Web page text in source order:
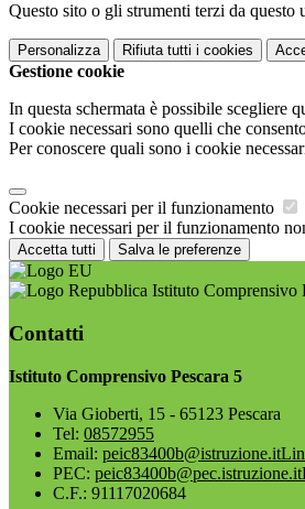
Questo sito o gli strumenti terzi da
Personalizza Rifiuta tutti i cookies
Gestione cookie
In questa schermata è possibile scegliere
I cookie necessari sono quelli che
Per conoscere quali sono i cookie
Cookie necessari per il funzionamento
I cookie necessari per il funzionamento
Accetta tutti Salva le preferenze
Istituto Comprensivo
Contatti
Istituto Comprensivo Pescara 5
Via Gioberti, 15 - 65123 Pescara
Tel: 08572955
Email: peic83400b@istruzione.it
PEC: peic83400b@pec.istruzione.it
C.F.: 91117020684